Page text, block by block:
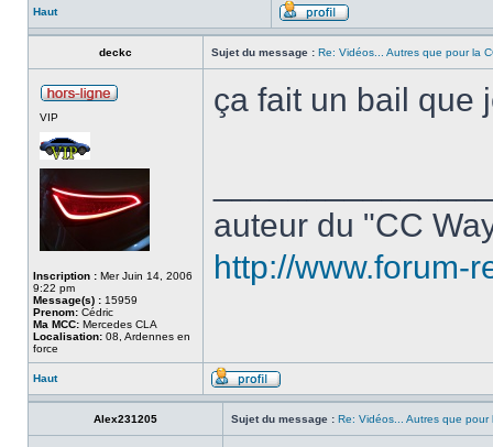
Haut
deckc Sujet du message : Re: Vidéos... Autres que pour la
VIP
Inscription : Mer Juin 14, 2006
9:22 pm
Message(s) : 15959
Prenom: Cédric
Ma MCC: Mercedes CLA
Localisation: 08, Ardennes en
force
ça fait un bail que
auteur du "CC
http://www.forum-
Haut
Alex231205 Sujet du message : Re: Vidéos... Autres que pour